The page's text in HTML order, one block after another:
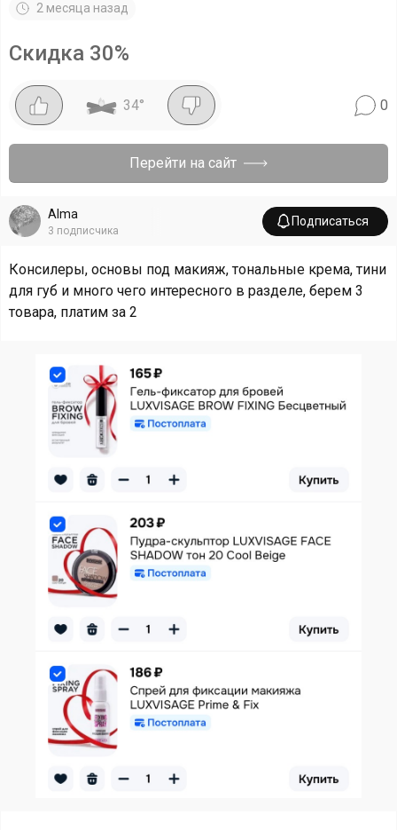
2 месяца назад
Скидка 30%
34° 0
Перейти на сайт
Alma
3 подписчика
Подписаться
Консилеры, основы под макияж, тональные крема, тини
для губ и много чего интересного в разделе, берем 3
товара, платим за 2